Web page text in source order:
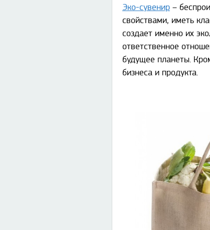
Эко-сувенир–
свойствами, иметь
создает именно их
ответственное
будущее планеты.
бизнеса и продукта.